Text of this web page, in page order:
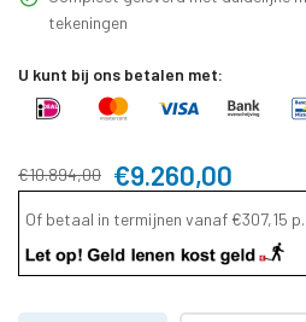
tekeningen
U kunt bij ons betalen met:
€10.894,00 €9.260,00
Of betaal in termijnen vanaf €307,15